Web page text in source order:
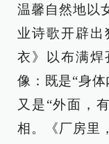
温馨自然地以
业诗歌开辟
衣》以布满
像：既是“身体
又是“外面，
相。《厂房里